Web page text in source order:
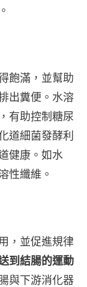
飽滿，並幫助
出糞便。水溶
有助控制糖尿
道細菌發酵利
健康。如水
性纖維。
，並促進規律
到結腸的運動
與下游消化器